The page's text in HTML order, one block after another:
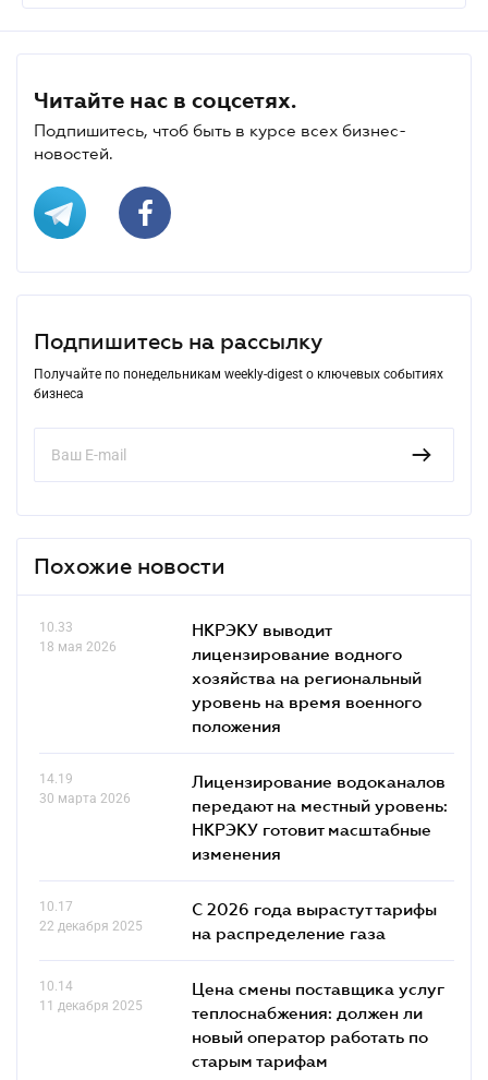
Читайте нас в соцсетях.
Подпишитесь, чтоб быть в курсе всех бизнес-
новостей.
Подпишитесь на рассылку
Получайте по понедельникам weekly-digest о ключевых событиях
бизнеса
Похожие новости
10.33
18 мая 2026
НКРЭКУ выводит
лицензирование водного
хозяйства на региональный
уровень на время военного
положения
14.19
30 марта 2026
Лицензирование водоканалов
передают на местный уровень:
НКРЭКУ готовит масштабные
изменения
10.17
22 декабря 2025
С 2026 года вырастут тарифы
на распределение газа
10.14
11 декабря 2025
Цена смены поставщика услуг
теплоснабжения: должен ли
новый оператор работать по
старым тарифам